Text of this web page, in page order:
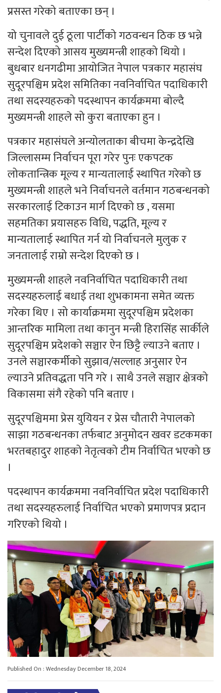
प्रसस्त गरेको बताएका छन् ।
यो चुनावले दुई ठूला पार्टीको गठवन्धन ठिक छ भन्ने
सन्देश दिएको आसय मुख्यमन्त्री शाहको थियो ।
बुधबार धनगढीमा आयोजित नेपाल पत्रकार महासंघ
सुदूरपश्चिम प्रदेश समितिका नवनिर्वाचित पदाधिकारी
तथा सदस्यहरुको पदस्थापन कार्यक्रममा बोल्दै
मुख्यमन्त्री शाहले सो कुरा बताएका हुन ।
पत्रकार महासंघले अन्योलताका बीचमा केन्द्रदेखि
जिल्लासम्म निर्वाचन पूरा गरेर पुनः एकपटक
लोकतान्त्रिक मूल्य र मान्यतालाई स्थापित गरेको छ
मुख्यमन्त्री शाहले भने निर्वाचनले वर्तमान गठबन्धनको
सरकारलाई टिकाउन मार्ग दिएको छ , यसमा
सहमतिका प्रयासहरु विधि, पद्धति, मूल्य र
मान्यतालाई स्थापित गर्न यो निर्वाचनले मुलुक र
जनतालाई राम्रो सन्देश दिएको छ ।
मुख्यमन्त्री शाहले नवनिर्वाचित पदाधिकारी तथा
सदस्यहरुलाई बधाई तथा शुभकामना समेत व्यक्त
गरेका थिए । सो कार्याक्रममा सुदूरपश्चिम प्रदेशका
आन्तरिक मामिला तथा कानुन मन्त्री हिरासिंह सार्कीले
सुदूरपश्चिम प्रदेशको सञ्चार ऐन छिट्टै ल्याउने बताए ।
उनले सञ्चारकर्मीको सुझाव/सल्लाह अनुसार ऐन
ल्याउने प्रतिवद्धता पनि गरे । साथै उनले सञ्चार क्षेत्रको
विकासमा संगै रहेको पनि बताए ।
सुदूरपश्चिममा प्रेस युयियन र प्रेस चौतारी नेपालको
साझा गठबन्धनका तर्फबाट अनुमोदन खवर डटकमका
भरतबहादुर शाहको नेतृत्वको टीम निर्वाचित भएको छ
।
पदस्थापन कार्यक्रममा नवनिर्वाचित प्रदेश पदाधिकारी
तथा सदस्यहरुलाई निर्वाचित भएको प्रमाणपत्र प्रदान
गरिएको थियो ।
Published On : Wednesday December 18, 2024